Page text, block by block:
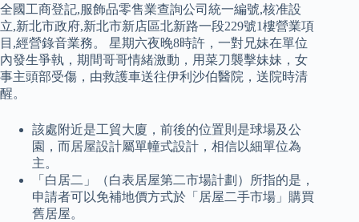
全國工商登記,服飾品零售業查詢公司統一編號,核准設
立,新北市政府,新北市新店區北新路一段229號1樓營業項
目,經營錄音業務。 星期六夜晚8時許，一對兄妹在單位
內發生爭執，期間哥哥情緒激動，用菜刀襲擊妹妹，女
事主頭部受傷，由救護車送往伊利沙伯醫院，送院時清
醒。
該處附近是工貿大廈，前後的位置則是球場及公
園，而居屋設計屬單幢式設計，相信以細單位為
主。
「白居二」（白表居屋第二市場計劃）所指的是，
申請者可以免補地價方式於「居屋二手市場」購買
舊居屋。